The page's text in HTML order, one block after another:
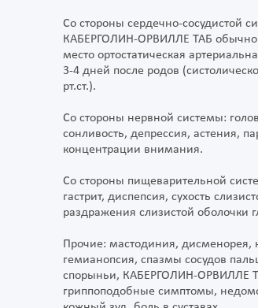
Со стороны сердечно-сосудистой
КАБЕРГОЛИН-ОРВИЛЛЕ ТАБ обычно
место ортостатическая
3-4 дней после родов
рт.ст.).
Со стороны нервной системы:
сонливость, депрессия, астения,
концентрации внимания.
Со стороны пищеварительной
гастрит, диспепсия, сухость
раздражения слизистой оболочки
Прочие: мастодиния, дисменорея,
гемианопсия, спазмы сосудов
спорыньи, КАБЕРГОЛИН-ОРВИЛЛЕ
гриппоподобные симптомы,